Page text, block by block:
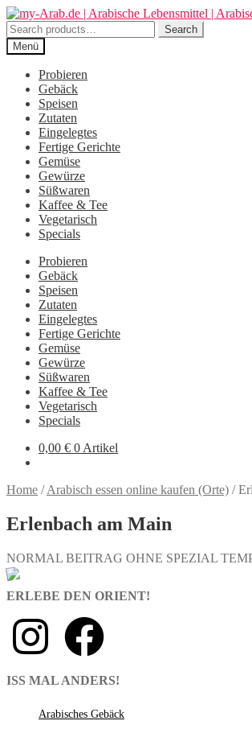
Zur
Navigation
springen
Zum
Inhalt
springen
Search
for:
Search
Menü
Probieren
Gebäck
Speisen
Zutaten
Eingelegtes
Fertige Gerichte
Gemüse
Gewürze
Süßwaren
Kaffee & Tee
Vegetarisch
Specials
Probieren
Gebäck
Speisen
Zutaten
Eingelegtes
Fertige Gerichte
Gemüse
Gewürze
Süßwaren
Kaffee & Tee
Vegetarisch
Specials
0,00 € 0 Artikel
Home /Arabisch essen online kaufen (Orte) /
Erlenbach am Main
NORMAL BEITRAG OHNE SPEZIAL
ERLEBE DEN ORIENT!
ISS MAL ANDERS!
Arabisches Gebäck